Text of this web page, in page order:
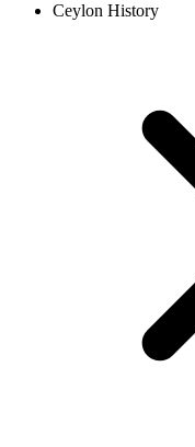
Ceylon History